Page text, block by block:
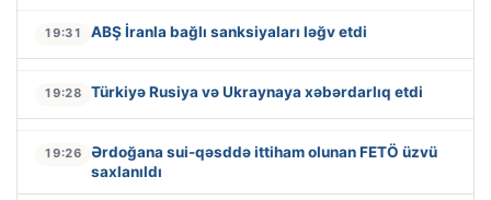
19:31 ABŞ İranla bağlı sanksiyaları ləğv etdi
19:28 Türkiyə Rusiya və Ukraynaya xəbərdarlıq etdi
19:26
Ərdoğana sui-qəsddə ittiham olunan FETÖ üzvü
saxlanıldı